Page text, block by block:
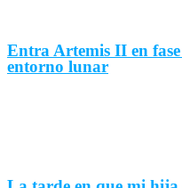
Entra Artemis II en
entorno lunar